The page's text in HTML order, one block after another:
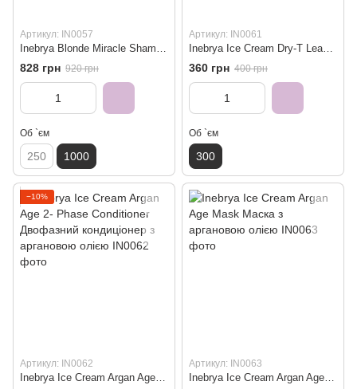
Артикул: IN0057
Inebrya Blonde Miracle Shampoo Хелатуючий шампунь для блонду 1000 мл
828 грн 920 грн
Об `єм
250 1000
Артикул: IN0061
Inebrya Ice Cream Dry-T Leave-In Conditioner Кондиціонер незмивний 300 мл
360 грн 400 грн
Об `єм
300
−10%
Артикул: IN0062 Артикул: IN0063